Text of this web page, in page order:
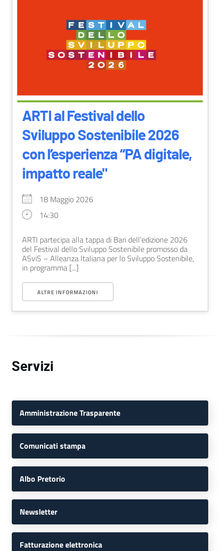
ARTI al Festival dello
Sviluppo Sostenibile 2026
con l’esperienza “PA digitale,
impatto reale"
18 Maggio 2026
14:30
ARTI partecipa alla tappa di Bari dell’edizione 2026
del Festival dello Sviluppo Sostenibile promosso da
ASviS – Alleanza Italiana per lo Sviluppo Sostenibile,
in programma [...]
ALTRE INFORMAZIONI
Servizi
Amministrazione Trasparente
Comunicati stampa
Albo Pretorio
Newsletter
Fatturazione elettronica